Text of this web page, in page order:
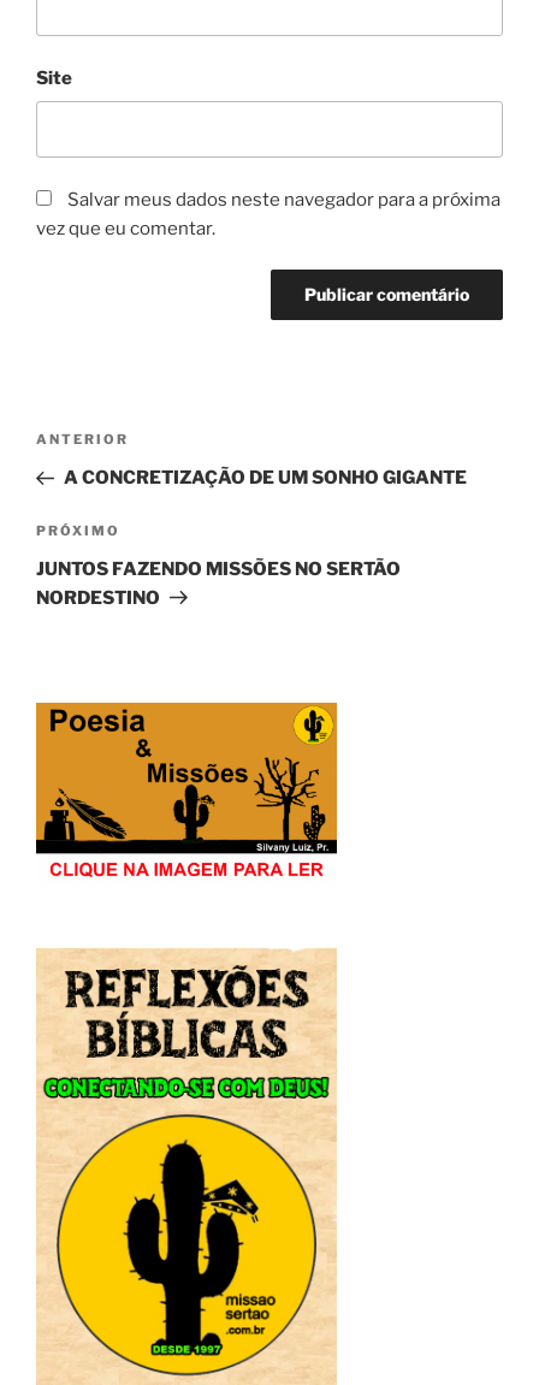
Site
Salvar meus dados neste navegador para a próxima
vez que eu comentar.
Navegação
Post
Post
anterior
ANTERIOR
A CONCRETIZAÇÃO DE UM SONHO GIGANTE
Próximo
post
PRÓXIMO
JUNTOS FAZENDO MISSÕES NO SERTÃO
NORDESTINO